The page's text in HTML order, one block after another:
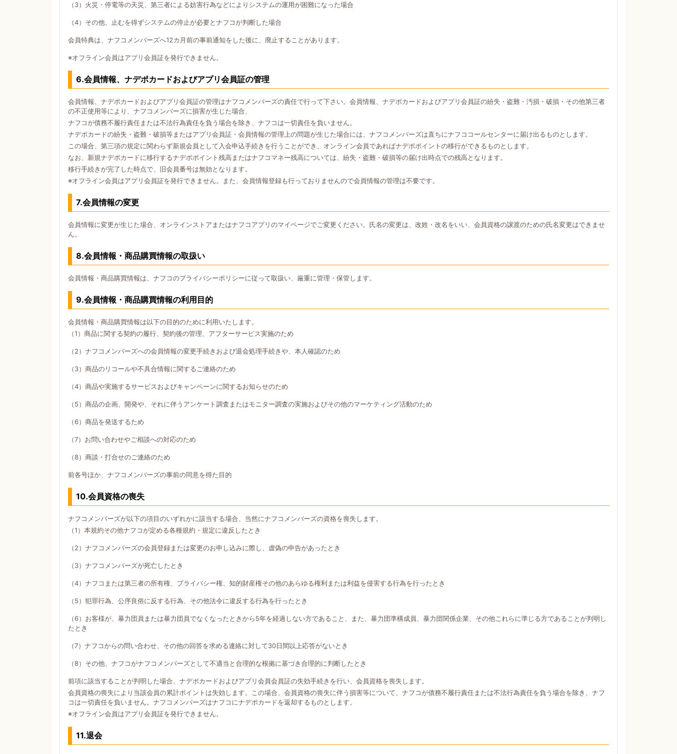
（3）火災・停電等の天災、第三者による妨害行為などによりシステムの運用が困難になった場合
（4）その他、止むを得ずシステムの停止が必要とナフコが判断した場合
会員特典は、ナフコメンバーズへ12カ月前の事前通知をした後に、廃止することがあります。
※オフライン会員はアプリ会員証を発行できません。
6.会員情報、ナデポカードおよびアプリ会員証の管理
会員情報、ナデポカードおよびアプリ会員証の管理はナフコメンバーズの責任で行って下さい。会員情報、ナデポカードおよびアプリ会員証の紛失・盗難・汚損・破損・その他第三者
の不正使用等により、ナフコメンバーズに損害が生じた場合、
ナフコが債務不履行責任または不法行為責任を負う場合を除き、ナフコは一切責任を負いません。
ナデポカードの紛失・盗難・破損等またはアプリ会員証・会員情報の管理上の問題が生じた場合には、ナフコメンバーズは直ちにナフココールセンターに届け出るものとします。
この場合、第三項の規定に関わらず新規会員として入会申込手続きを行うことができ、オンライン会員であればナデポポイントの移行ができるものとします。
なお、新規ナデポカードに移行するナデポポイント残高またはナフコマネー残高については、紛失・盗難・破損等の届け出時点での残高となります。
移行手続きが完了した時点で、旧会員番号は無効となります。
※オフライン会員はアプリ会員証を発行できません。また、会員情報登録も行っておりませんので会員情報の管理は不要です。
7.会員情報の変更
会員情報に変更が生じた場合、オンラインストアまたはナフコアプリのマイページでご変更ください。氏名の変更は、改姓・改名をいい、会員資格の譲渡のための氏名変更はできませ
ん。
8.会員情報・商品購買情報の取扱い
会員情報・商品購買情報は、ナフコのプライバシーポリシーに従って取扱い、厳重に管理・保管します。
9.会員情報・商品購買情報の利用目的
会員情報・商品購買情報は以下の目的のために利用いたします。
（1）商品に関する契約の履行、契約後の管理、アフターサービス実施のため
（2）ナフコメンバーズへの会員情報の変更手続きおよび退会処理手続きや、本人確認のため
（3）商品のリコールや不具合情報に関するご連絡のため
（4）商品や実施するサービスおよびキャンペーンに関するお知らせのため
（5）商品の企画、開発や、それに伴うアンケート調査またはモニター調査の実施およびその他のマーケティング活動のため
（6）商品を発送するため
（7）お問い合わせやご相談への対応のため
（8）商談・打合せのご連絡のため
前各号ほか、ナフコメンバーズの事前の同意を得た目的
10.会員資格の喪失
ナフコメンバーズが以下の項目のいずれかに該当する場合、当然にナフコメンバーズの資格を喪失します。
（1）本規約その他ナフコが定める各種規約・規定に違反したとき
（2）ナフコメンバーズの会員登録または変更のお申し込みに際し、虚偽の申告があったとき
（3）ナフコメンバーズが死亡したとき
（4）ナフコまたは第三者の所有権、プライバシー権、知的財産権その他のあらゆる権利または利益を侵害する行為を行ったとき
（5）犯罪行為、公序良俗に反する行為、その他法令に違反する行為を行ったとき
（6）お客様が、暴力団員または暴力団員でなくなったときから5年を経過しない方であること、また、暴力団準構成員、暴力団関係企業、その他これらに準じる方であることが判明し
たとき
（7）ナフコからの問い合わせ、その他の回答を求める連絡に対して30日間以上応答がないとき
（8）その他、ナフコがナフコメンバーズとして不適当と合理的な根拠に基づき合理的に判断したとき
前項に該当することが判明した場合、ナデポカードおよびアプリ会員会員証の失効手続きを行い、会員資格を喪失します。
会員資格の喪失により当該会員の累計ポイントは失効します。この場合、会員資格の喪失に伴う損害等について、ナフコが債務不履行責任または不法行為責任を負う場合を除き、ナフ
コは一切責任を負いません。ナフコメンバーズはナフコにナデポカードを返却するものとします。
※オフライン会員はアプリ会員証を発行できません。
11.退会